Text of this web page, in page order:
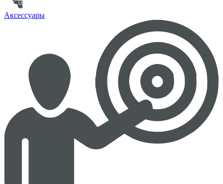
Аксессуары